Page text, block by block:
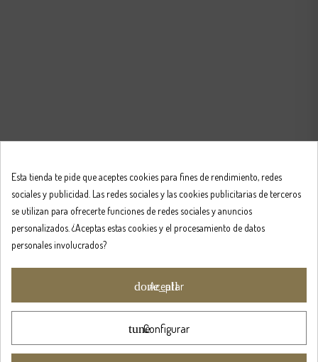
Esta tienda te pide que aceptes cookies para fines de rendimiento, redes
sociales y publicidad. Las redes sociales y las cookies publicitarias de terceros
se utilizan para ofrecerte funciones de redes sociales y anuncios
personalizados. ¿Aceptas estas cookies y el procesamiento de datos
personales involucrados?
done_all
Aceptar
tuneConfigurar